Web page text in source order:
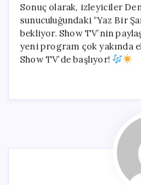
Sonuç olarak, izleyiciler
sunuculuğundaki “Yaz Bir
bekliyor. Show TV’nin
yeni program çok yakında
Show TV’de başlıyor!